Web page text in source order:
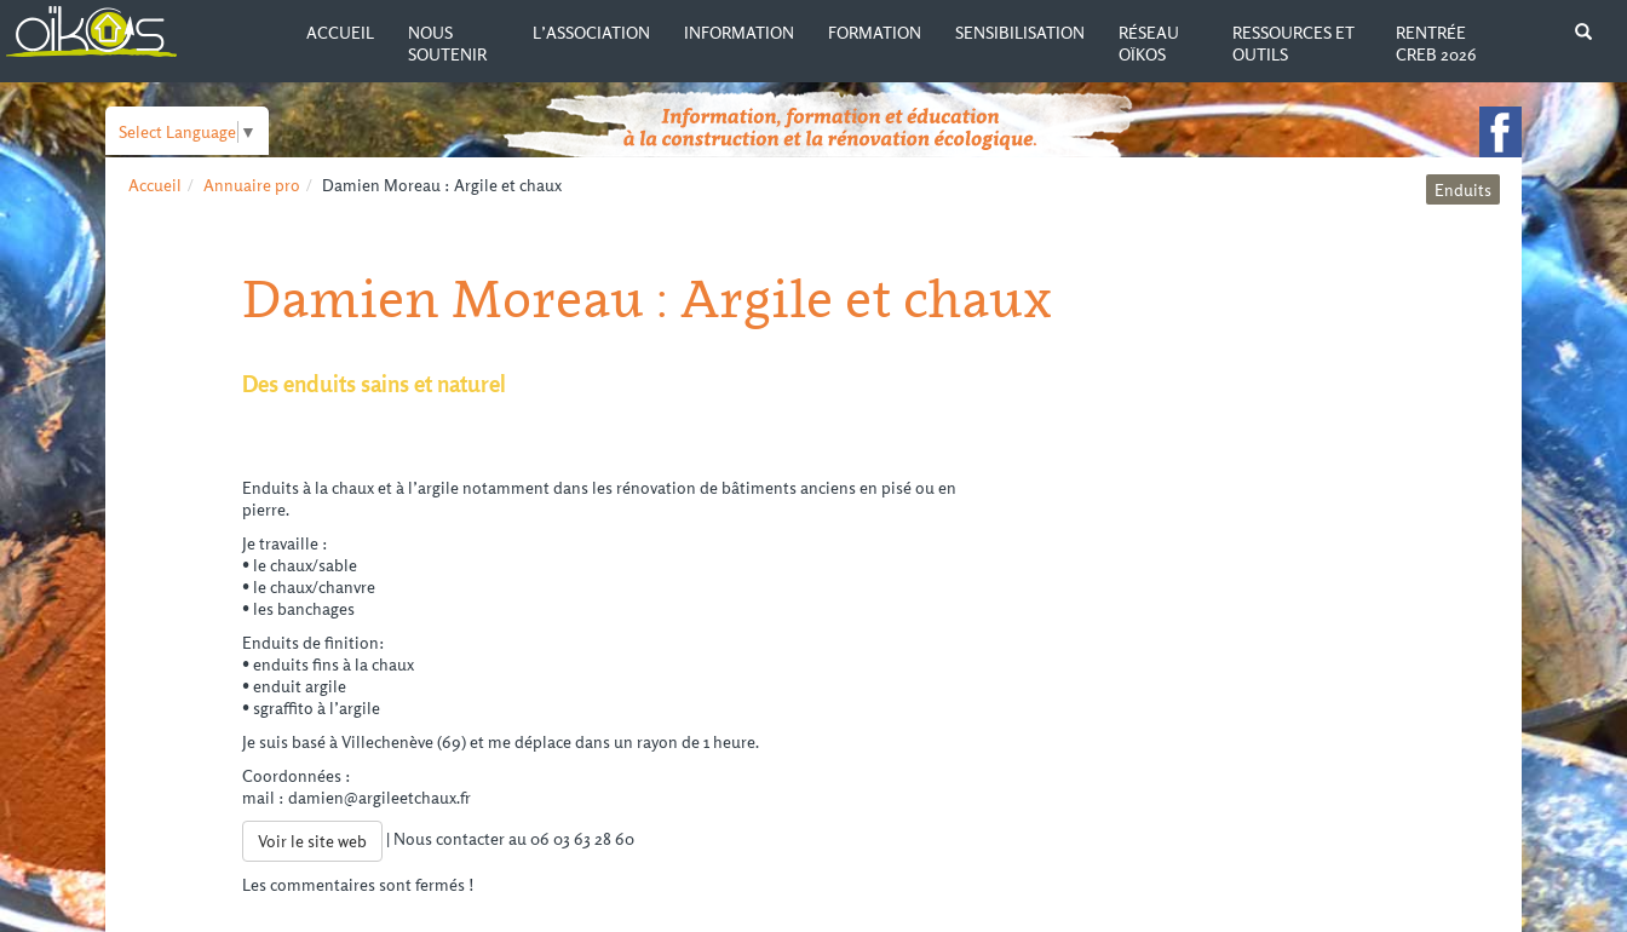
ACCUEIL
NOUS
SOUTENIR
L’ASSOCIATION INFORMATION FORMATION SENSIBILISATION
RÉSEAU
OÏKOS
RESSOURCES ET
OUTILS
RENTRÉE
CREB 2026
Select Language ▼
Accueil Annuaire pro Damien Moreau : Argile et chaux Enduits
Damien Moreau : Argile et chaux
Des enduits sains et naturel
Enduits à la chaux et à l’argile notamment dans les rénovation de bâtiments anciens en pisé ou en
pierre.
Je travaille :
• le chaux/sable
• le chaux/chanvre
• les banchages
Enduits de finition:
• enduits fins à la chaux
• enduit argile
• sgraffito à l’argile
Je suis basé à Villechenève (69) et me déplace dans un rayon de 1 heure.
Coordonnées :
mail : damien@argileetchaux.fr
Voir le site web
| Nous contacter au 06 03 63 28 60
Les commentaires sont fermés !